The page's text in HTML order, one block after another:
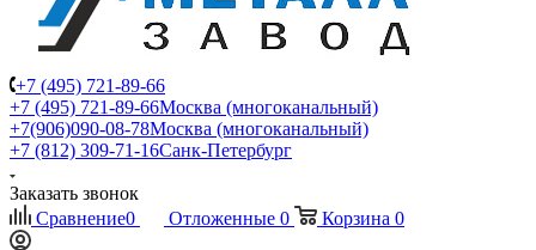
+7 (495) 721-89-66
+7 (495) 721-89-66Москва (многоканальный)
+7(906)090-08-78Москва (многоканальный)
+7 (812) 309-71-16Санк-Петербург
Заказать звонок
Сравнение0 Отложенные 0 Корзина 0